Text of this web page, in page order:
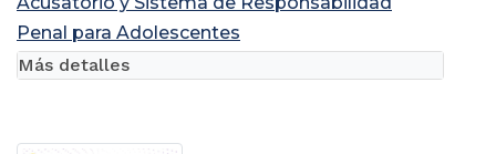
Penal para Adolescentes
Más detalles